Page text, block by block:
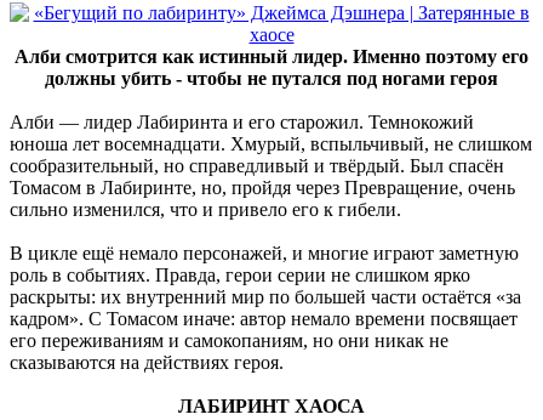
Алби смотрится как истинный лидер. Именно поэтому его
должны убить - чтобы не путался под ногами героя
Алби — лидер Лабиринта и его старожил. Темнокожий
юноша лет восемнадцати. Хмурый, вспыльчивый, не слишком
сообразительный, но справедливый и твёрдый. Был спасён
Томасом в Лабиринте, но, пройдя через Превращение, очень
сильно изменился, что и привело его к гибели.
В цикле ещё немало персонажей, и многие играют заметную
роль в событиях. Правда, герои серии не слишком ярко
раскрыты: их внутренний мир по большей части остаётся «за
кадром». С Томасом иначе: автор немало времени посвящает
его переживаниям и самокопаниям, но они никак не
сказываются на действиях героя.
ЛАБИРИНТ ХАОСА